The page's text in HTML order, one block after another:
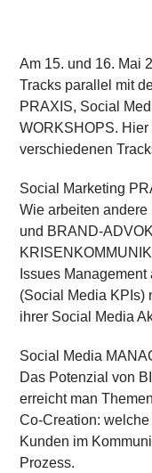
Am 15. und 16. Mai
Tracks parallel mit
PRAXIS, Social
WORKSHOPS.
verschiedenen
Social Marketing
Wie arbeiten
und BRAND-
Issues
(Social Media KPIs)
ihrer Social Media
Social Media
Das Potenzial von
erreicht man
Co-Creation:
Kunden im
Prozess.